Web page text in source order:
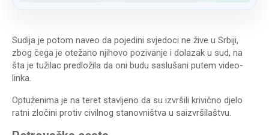
Sudija je potom naveo da pojedini svjedoci ne žive u Srbiji,
zbog čega je otežano njihovo pozivanje i dolazak u sud, na
šta je tužilac predložila da oni budu saslušani putem video-
linka.
Optuženima je na teret stavljeno da su izvršili krivično d‌jelo
ratni zločini protiv civilnog stanovništva u saizvršilaštvu.